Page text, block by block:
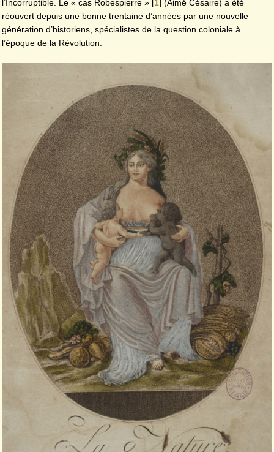
l’Incorruptible. Le « cas Robespierre » [1] (Aimé Césaire) a été
réouvert depuis une bonne trentaine d’années par une nouvelle
génération d’historiens, spécialistes de la question coloniale à
l’époque de la Révolution.